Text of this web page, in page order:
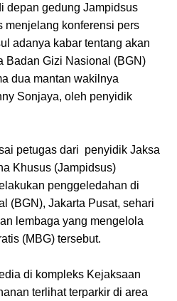
depan gedung Jampidsus
menjelang konferensi pers
adanya kabar tentang akan
Badan Gizi Nasional (BGN)
dua mantan wakilnya
Sonjaya, oleh penyidik
petugas dari penyidik Jaksa
Khusus (Jampidsus)
penggeledahan di
(BGN), Jakarta Pusat, sehari
lembaga yang mengelola
(MBG) tersebut.
di kompleks Kejaksaan
terlihat terparkir di area